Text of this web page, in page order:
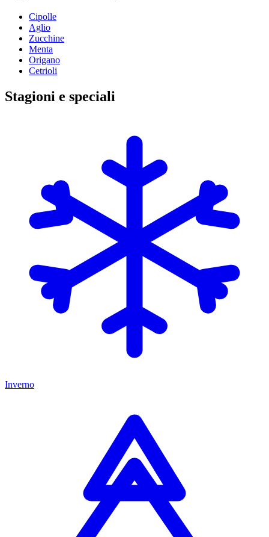
Cipolle
Aglio
Zucchine
Menta
Origano
Cetrioli
Stagioni e speciali
Inverno